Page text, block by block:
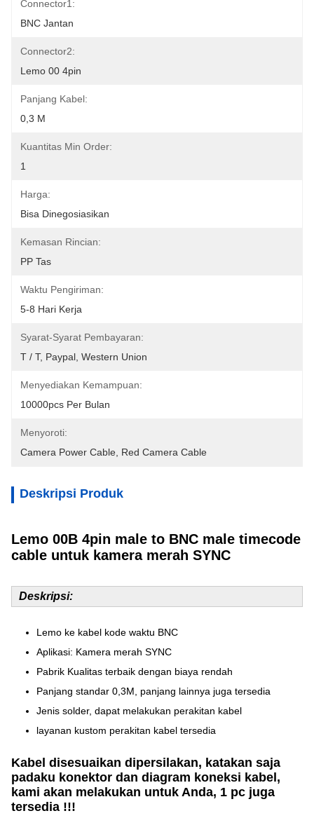
Connector1:
BNC Jantan
Connector2:
Lemo 00 4pin
Panjang Kabel:
0,3 M
Kuantitas Min Order:
1
Harga:
Bisa Dinegosiasikan
Kemasan Rincian:
PP Tas
Waktu Pengiriman:
5-8 Hari Kerja
Syarat-Syarat Pembayaran:
T / T, Paypal, Western Union
Menyediakan Kemampuan:
10000pcs Per Bulan
Menyoroti:
Camera Power Cable Red Camera Cable
Deskripsi Produk
Lemo 00B 4pin male to BNC male timecode
cable untuk kamera merah SYNC
Deskripsi:
Lemo ke kabel kode waktu BNC
Aplikasi: Kamera merah SYNC
Pabrik Kualitas terbaik dengan biaya rendah
Panjang standar 0,3M, panjang lainnya juga tersedia
Jenis solder, dapat melakukan perakitan kabel
layanan kustom perakitan kabel tersedia
Kabel disesuaikan dipersilakan, katakan saja
padaku konektor dan diagram koneksi kabel,
kami akan melakukan untuk Anda, 1 pc juga
tersedia !!!